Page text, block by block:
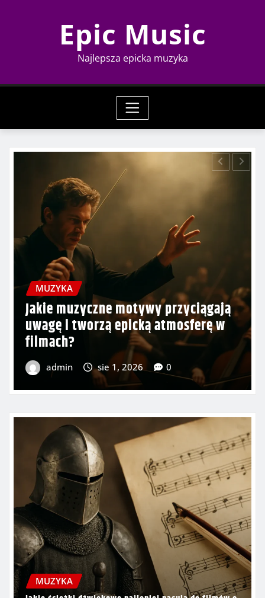
Epic Music
Najlepsza epicka muzyka
MUZYKA
Jakie motywy muzyczne wzmacniają
poczucie triumfu i sukcesu w
filmach?
admin lip 30, 2026 0
MUZYKA